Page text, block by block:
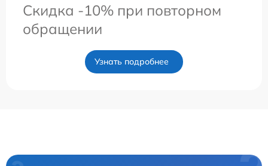
Скидка -10% при повторном
обращении
Узнать подробнее